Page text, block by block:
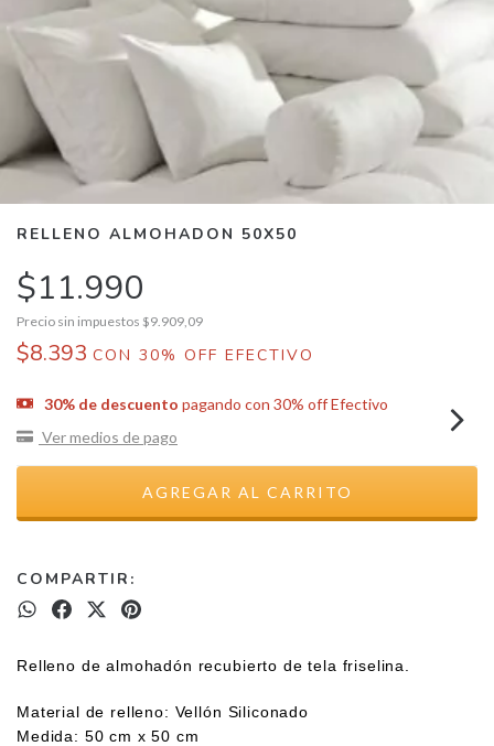
RELLENO ALMOHADON 50X50
$11.990
Precio sin impuestos $9.909,09
$8.393 CON 30% OFF EFECTIVO
30% de descuento pagando con 30% off Efectivo
Ver medios de pago
COMPARTIR:
Relleno de almohadón recubierto de tela friselina.
Material de relleno: Vellón Siliconado
Medida: 50 cm x 50 cm